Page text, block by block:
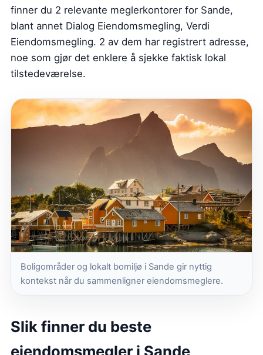
finner du 2 relevante meglerkontorer for Sande,
blant annet Dialog Eiendomsmegling, Verdi
Eiendomsmegling. 2 av dem har registrert adresse,
noe som gjør det enklere å sjekke faktisk lokal
tilstedeværelse.
Boligområder og lokalt bomiljø i Sande gir nyttig
kontekst når du sammenligner eiendomsmeglere.
Slik finner du beste
eiendomsmegler i Sande